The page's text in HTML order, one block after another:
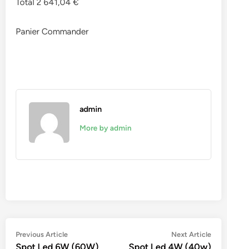
Total 2 641,04 €
Panier Commander
admin
More by admin
Navigation
Previous ArticlePrevious
article:
Next Article